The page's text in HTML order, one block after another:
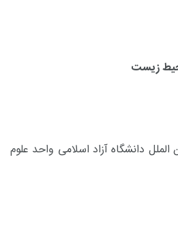
زیست
دانشگاه آزاد اسلامی واحد علوم